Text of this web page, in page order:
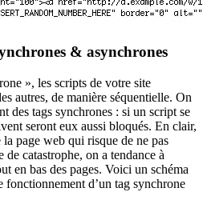
& asynchrones
», les scripts de votre site
autres, de manière séquentielle. On
des tags synchrones : si un script se
seront eux aussi bloqués. En clair,
page web qui risque de ne pas
de catastrophe, on a tendance à
en bas des pages. Voici un schéma
fonctionnement d’un tag synchrone